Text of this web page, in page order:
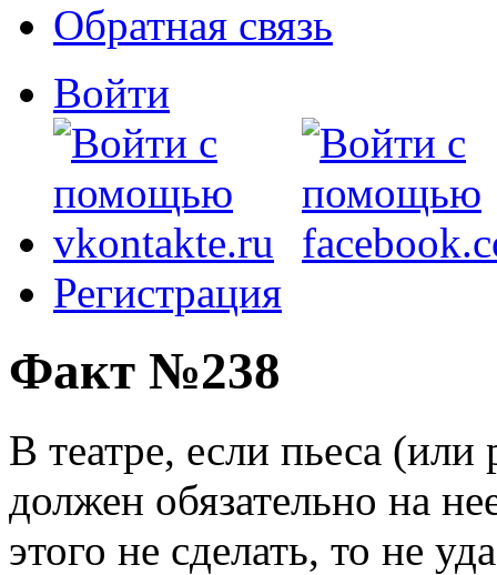
Обратная связь
Войти
Регистрация
Факт №238
В театре, если пьеса (или
должен обязательно на
этого не сделать, то не